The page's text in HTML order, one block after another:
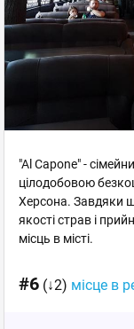
"Al Capone" -
цілодобовою
Херсона. Завдяки
якості страв і
місць в місті.
#6 (↓2) місце в